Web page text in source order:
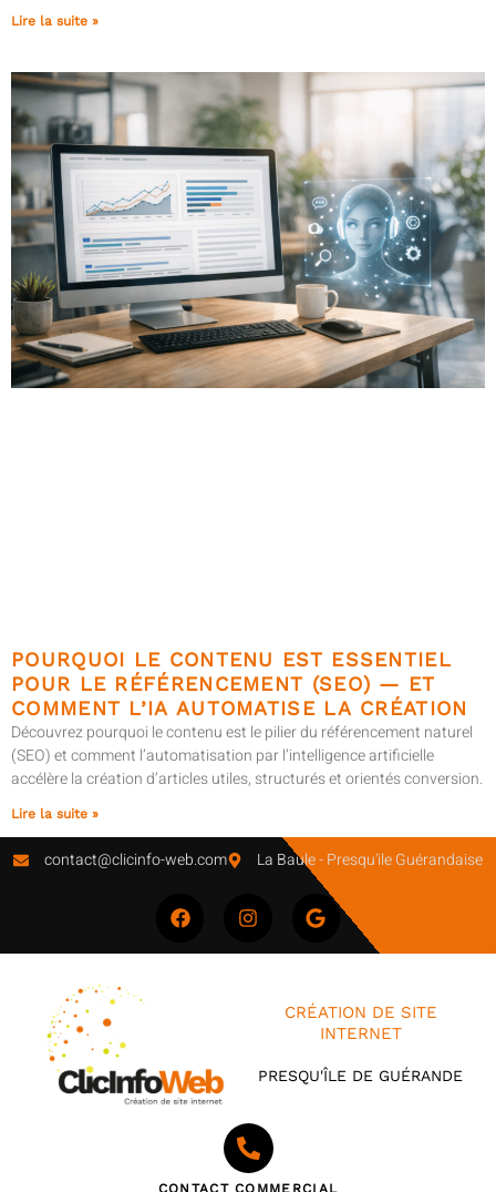
Lire la suite »
POURQUOI LE CONTENU EST ESSENTIEL
POUR LE RÉFÉRENCEMENT (SEO) — ET
COMMENT L’IA AUTOMATISE LA CRÉATION
Découvrez pourquoi le contenu est le pilier du référencement naturel
(SEO) et comment l’automatisation par l’intelligence artificielle
accélère la création d’articles utiles, structurés et orientés conversion.
Lire la suite »
contact@clicinfo-web.com La Baule - Presqu'ile Guérandaise
CRÉATION DE SITE
INTERNET
PRESQU'ÎLE DE GUÉRANDE